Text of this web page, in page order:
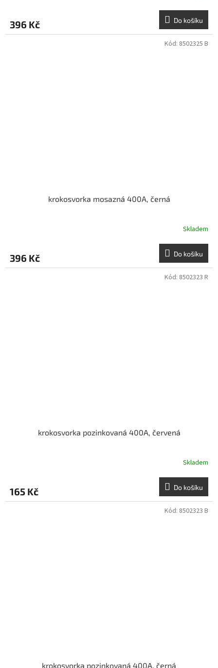
396 Kč Do košíku
krokosvorka mosazná 400A, černá
Skladem
396 Kč Do košíku
Kód: 8502325 B
krokosvorka pozinkovaná 400A, červená
Skladem
165 Kč Do košíku
Kód: 8502323 R
krokosvorka pozinkovaná 400A, černá
Kód: 8502323 B